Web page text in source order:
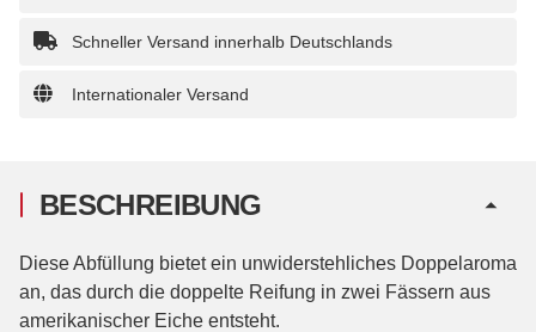
Schneller Versand innerhalb Deutschlands
Internationaler Versand
BESCHREIBUNG
Diese Abfüllung bietet ein unwiderstehliches Doppelaroma
an, das durch die doppelte Reifung in zwei Fässern aus
amerikanischer Eiche entsteht.